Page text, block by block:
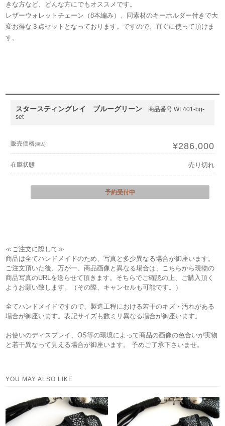
きな方など、どんな方にでもオススメです。
レザーウォレットチェーン（8本編み）、同素材のキーホルダー付きで大
変お得な３点セットとなっております。ですので、直ぐに使って頂けま
す。
スタースティングレイ ブルーグリーン
商品番号 WL401-bg-
set
販売価格(税込) ¥286,000
在庫状態 売り切れ
予約受付中
≪ご注文に際して≫
商品は全てハンドメイドのため、写真と多少異なる場合が御座います。
ご注文頂いた後、万が一、商品画像と異なる場合は、こちらから現物の
商品写真のURLを送らせて頂きます。そちらでご確認の上、ご購入頂く
ようお願い致します。（その際、キャンセルも可能です。）
全てハンドメイドですので、製造工程における若干のキズ・汚れがある
場合が御座います。表記サイズも数ミリ異なる場合が御座います。
お使いのディスプレイ、OS等の環境によって商品の画像の色合いが実物
と若干異なって見える場合が御座います。 予めご了承下さいませ。
YOU MAY ALSO LIKE